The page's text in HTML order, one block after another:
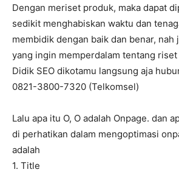
Dengan meriset produk, maka dapat
sedikit menghabiskan waktu dan
membidik dengan baik dan benar, nah
yang ingin memperdalam tentang
Didik SEO dikotamu langsung aja
0821-3800-7320 (Telkomsel)
Lalu apa itu O, O adalah Onpage. dan
di perhatikan dalam mengoptimasi
adalah
1. Title